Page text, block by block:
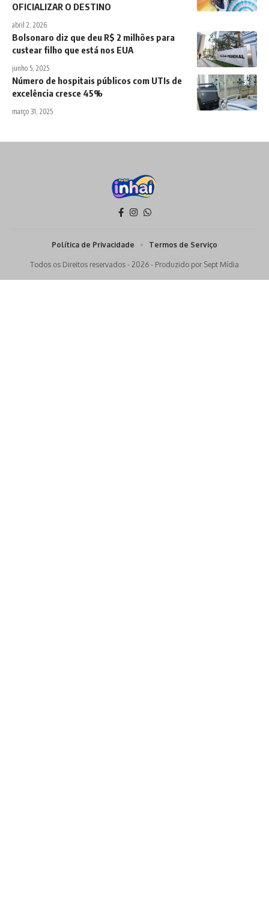
OFICIALIZAR O DESTINO
abril 2, 2026
Bolsonaro diz que deu R$ 2 milhões para
custear filho que está nos EUA
junho 5, 2025
Número de hospitais públicos com UTIs de
excelência cresce 45%
março 31, 2025
Todos os Direitos reservados - 2026 - Produzido por Sept Mídia
Política de Privacidade Termos de Serviço